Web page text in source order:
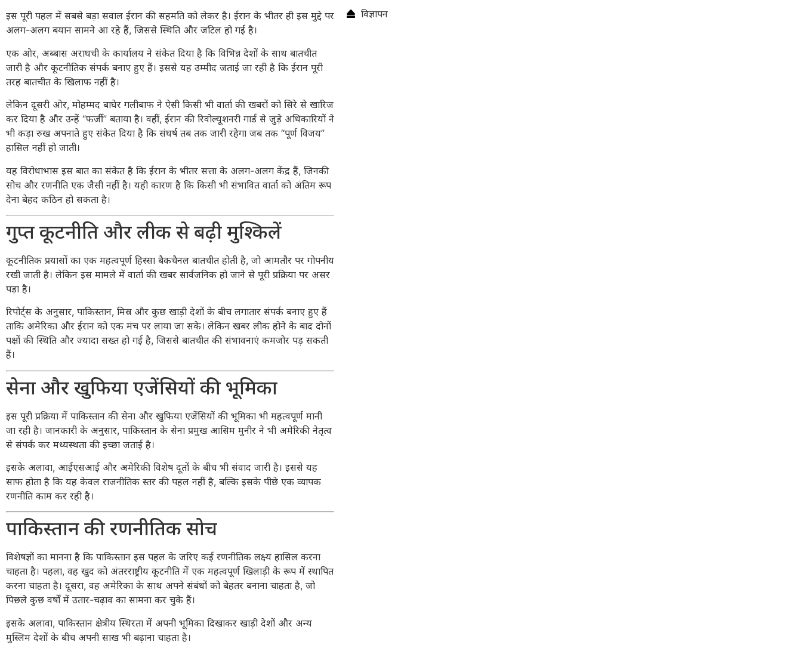
इस पूरी पहल में सबसे बड़ा सवाल ईरान की सहमति को लेकर है। ईरान के भीतर ही इस मुद्दे पर
अलग-अलग बयान सामने आ रहे हैं, जिससे स्थिति और जटिल हो गई है।
एक ओर, अब्बास अराघची के कार्यालय ने संकेत दिया है कि विभिन्न देशों के साथ बातचीत
जारी है और कूटनीतिक संपर्क बनाए हुए हैं। इससे यह उम्मीद जताई जा रही है कि ईरान पूरी
तरह बातचीत के खिलाफ नहीं है।
लेकिन दूसरी ओर, मोहम्मद बाघेर गलीबाफ ने ऐसी किसी भी वार्ता की खबरों को सिरे से खारिज
कर दिया है और उन्हें “फर्जी” बताया है। वहीं, ईरान की रिवोल्यूशनरी गार्ड से जुड़े अधिकारियों ने
भी कड़ा रुख अपनाते हुए संकेत दिया है कि संघर्ष तब तक जारी रहेगा जब तक “पूर्ण विजय”
हासिल नहीं हो जाती।
यह विरोधाभास इस बात का संकेत है कि ईरान के भीतर सत्ता के अलग-अलग केंद्र हैं, जिनकी
सोच और रणनीति एक जैसी नहीं है। यही कारण है कि किसी भी संभावित वार्ता को अंतिम रूप
देना बेहद कठिन हो सकता है।
गुप्त कूटनीति और लीक से बढ़ी मुश्किलें
कूटनीतिक प्रयासों का एक महत्वपूर्ण हिस्सा बैकचैनल बातचीत होती है, जो आमतौर पर गोपनीय
रखी जाती है। लेकिन इस मामले में वार्ता की खबर सार्वजनिक हो जाने से पूरी प्रक्रिया पर असर
पड़ा है।
रिपोर्ट्स के अनुसार, पाकिस्तान, मिस्र और कुछ खाड़ी देशों के बीच लगातार संपर्क बनाए हुए हैं
ताकि अमेरिका और ईरान को एक मंच पर लाया जा सके। लेकिन खबर लीक होने के बाद दोनों
पक्षों की स्थिति और ज्यादा सख्त हो गई है, जिससे बातचीत की संभावनाएं कमजोर पड़ सकती
हैं।
सेना और खुफिया एजेंसियों की भूमिका
इस पूरी प्रक्रिया में पाकिस्तान की सेना और खुफिया एजेंसियों की भूमिका भी महत्वपूर्ण मानी
जा रही है। जानकारी के अनुसार, पाकिस्तान के सेना प्रमुख आसिम मुनीर ने भी अमेरिकी नेतृत्व
से संपर्क कर मध्यस्थता की इच्छा जताई है।
इसके अलावा, आईएसआई और अमेरिकी विशेष दूतों के बीच भी संवाद जारी है। इससे यह
साफ होता है कि यह केवल राजनीतिक स्तर की पहल नहीं है, बल्कि इसके पीछे एक व्यापक
रणनीति काम कर रही है।
पाकिस्तान की रणनीतिक सोच
विशेषज्ञों का मानना है कि पाकिस्तान इस पहल के जरिए कई रणनीतिक लक्ष्य हासिल करना
चाहता है। पहला, वह खुद को अंतरराष्ट्रीय कूटनीति में एक महत्वपूर्ण खिलाड़ी के रूप में स्थापित
करना चाहता है। दूसरा, वह अमेरिका के साथ अपने संबंधों को बेहतर बनाना चाहता है, जो
पिछले कुछ वर्षों में उतार-चढ़ाव का सामना कर चुके हैं।
इसके अलावा, पाकिस्तान क्षेत्रीय स्थिरता में अपनी भूमिका दिखाकर खाड़ी देशों और अन्य
मुस्लिम देशों के बीच अपनी साख भी बढ़ाना चाहता है।
विज्ञापन